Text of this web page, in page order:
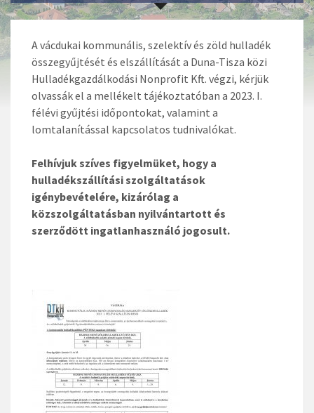
A vácdukai kommunális, szelektív és zöld hulladék
összegyűjtését és elszállítását a Duna-Tisza közi
Hulladékgazdálkodási Nonprofit Kft. végzi, kérjük
olvassák el a mellékelt tájékoztatóban a 2023. I.
félévi gyűjtési időpontokat, valamint a
lomtalanítással kapcsolatos tudnivalókat.
Felhívjuk szíves figyelmüket, hogy a
hulladékszállítási szolgáltatások
igénybevételére, kizárólag a
közszolgáltatásban nyilvántartott és
szerződött ingatlanhasználó jogosult.